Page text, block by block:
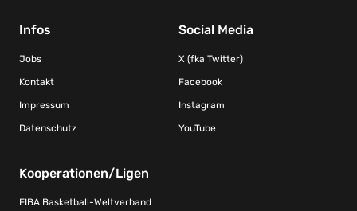
Infos
Jobs
Kontakt
Impressum
Datenschutz
Social Media
X (fka Twitter)
Facebook
Instagram
YouTube
Kooperationen/Ligen
FIBA Basketball-Weltverband